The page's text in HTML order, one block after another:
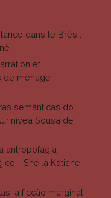
dans le Brésil
et
de ménage
semânticas do
Sousa de
antropofagia
- Sheila Katiane
a ficção marginal